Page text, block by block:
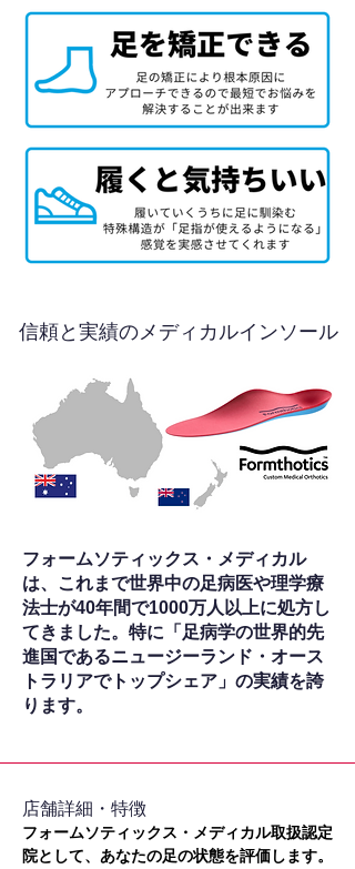
信頼と実績のメディカルインソール
フォームソティックス・メディカル
は、これまで世界中の足病医や理学療
法士が40年間で1000万人以上に処方し
てきました。特に「足病学の世界的先
進国であるニュージーランド・オース
トラリアでトップシェア」の実績を誇
ります。
​店舗詳細・特徴
フォームソティックス・メディカル取扱認定
院として、あなたの足の状態を評価します。